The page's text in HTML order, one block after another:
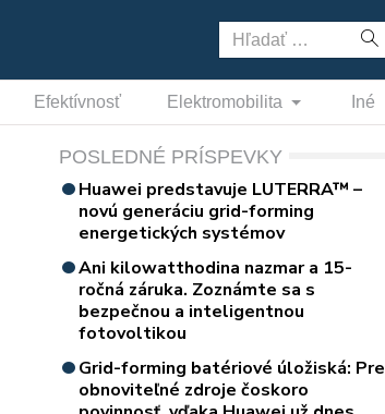
Hľadať:
Efektívnosť Elektromobilita Iné
POSLEDNÉ PRÍSPEVKY
Huawei predstavuje LUTERRA™ –
novú generáciu grid-forming
energetických systémov
Ani kilowatthodina nazmar a 15-
ročná záruka. Zoznámte sa s
bezpečnou a inteligentnou
fotovoltikou
Grid-forming batériové úložiská: Pre
obnoviteľné zdroje čoskoro